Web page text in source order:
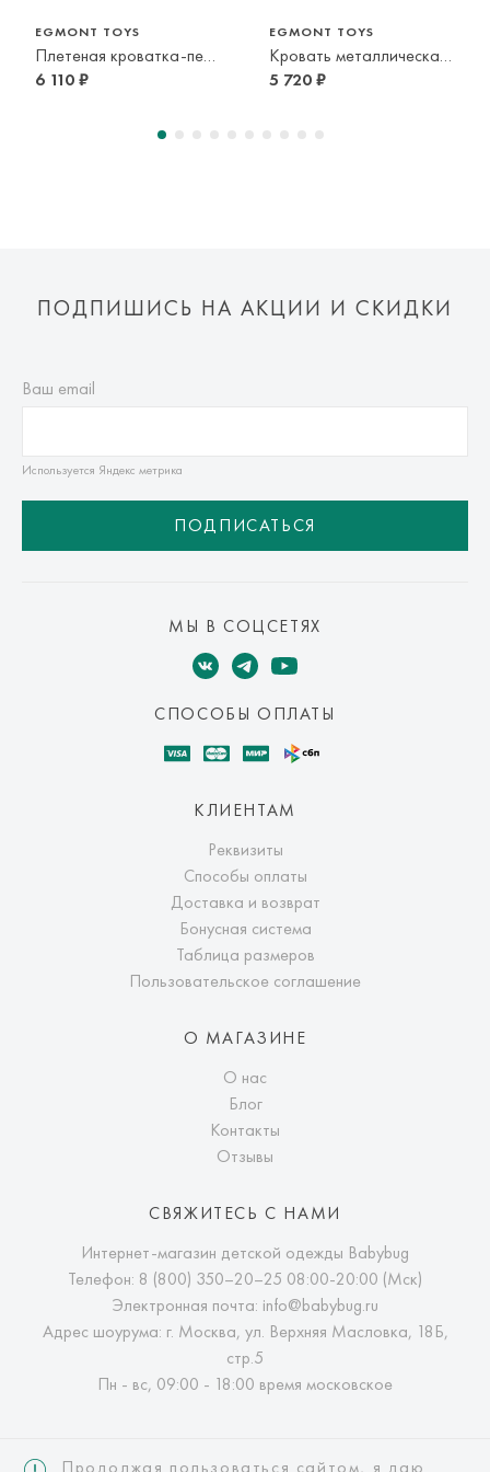
Оплата осуществляется онлайн банковскими картами Visa,
Mastercard, МИР, Система быстрых платежей (СБП)
EGMONT TOYS
Плетеная кроватка-переноска для кукол
6 110 ₽
EGMONT TOYS
Кровать металлическая для куклы
5 720 ₽
ПОДПИШИСЬ НА АКЦИИ И СКИДКИ
Ваш email
Используется Яндекс метрика
ПОДПИСАТЬСЯ
МЫ В СОЦСЕТЯХ
СПОСОБЫ ОПЛАТЫ
КЛИЕНТАМ
Реквизиты
Способы оплаты
Доставка и возврат
Бонусная система
Таблица размеров
Пользовательское соглашение
О МАГАЗИНЕ
О нас
Блог
Контакты
Отзывы
СВЯЖИТЕСЬ С НАМИ
Интернет-магазин детской одежды Babybug
Телефон: 8 (800) 350–20–25 08:00-20:00 (Мск)
Электронная почта: info@babybug.ru
Адрес шоурума: г. Москва, ул. Верхняя Масловка, 18Б,
стр.5
Пн - вс, 09:00 - 18:00 время московское
Продолжая пользоваться сайтом, я даю